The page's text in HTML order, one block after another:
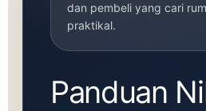
dan pembeli yang cari
praktikal.
Panduan